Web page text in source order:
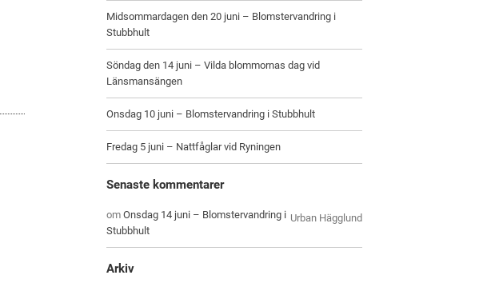
Midsommardagen den 20 juni – Blomstervandring i
Stubbhult
Söndag den 14 juni – Vilda blommornas dag vid
Länsmansängen
Onsdag 10 juni – Blomstervandring i Stubbhult
Fredag 5 juni – Nattfåglar vid Ryningen
Senaste kommentarer
Urban Hägglund
omOnsdag 14 juni – Blomstervandring i
Stubbhult
Arkiv